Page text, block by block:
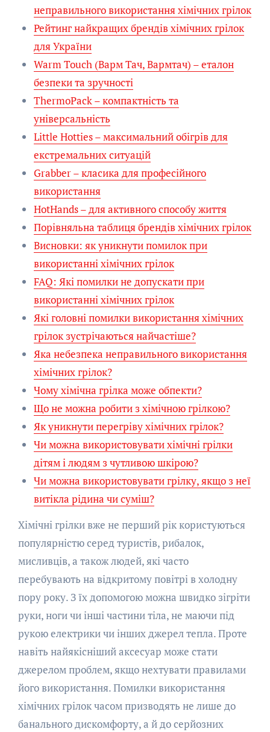
неправильного використання хімічних грілок
Рейтинг найкращих брендів хімічних грілок
для України
Warm Touch (Варм Тач, Вармтач) – еталон
безпеки та зручності
ThermoPack – компактність та
універсальність
Little Hotties – максимальний обігрів для
екстремальних ситуацій
Grabber – класика для професійного
використання
HotHands – для активного способу життя
Порівняльна таблиця брендів хімічних грілок
Висновки: як уникнути помилок при
використанні хімічних грілок
FAQ: Які помилки не допускати при
використанні хімічних грілок
Які головні помилки використання хімічних
грілок зустрічаються найчастіше?
Яка небезпека неправильного використання
хімічних грілок?
Чому хімічна грілка може обпекти?
Що не можна робити з хімічною грілкою?
Як уникнути перегріву хімічних грілок?
Чи можна використовувати хімічні грілки
дітям і людям з чутливою шкірою?
Чи можна використовувати грілку, якщо з неї
витікла рідина чи суміш?
Хімічні грілки вже не перший рік користуються
популярністю серед туристів, рибалок,
мисливців, а також людей, які часто
перебувають на відкритому повітрі в холодну
пору року. З їх допомогою можна швидко зігріти
руки, ноги чи інші частини тіла, не маючи під
рукою електрики чи інших джерел тепла. Проте
навіть найякісніший аксесуар може стати
джерелом проблем, якщо нехтувати правилами
його використання. Помилки використання
хімічних грілок часом призводять не лише до
банального дискомфорту, а й до серйозних